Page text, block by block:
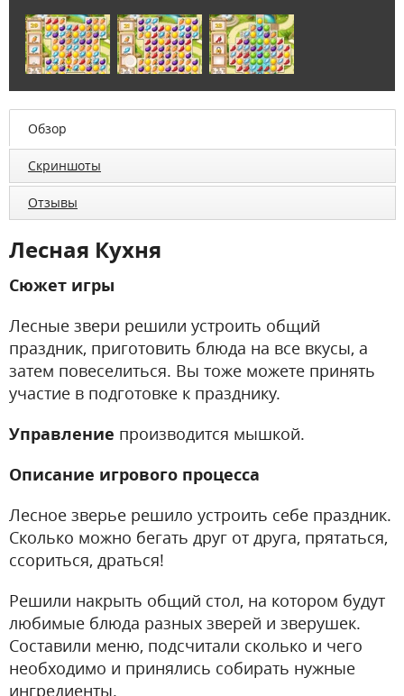
Обзор
Скриншоты
Отзывы
Лесная Кухня
Сюжет игры
Лесные звери решили устроить общий
праздник, приготовить блюда на все вкусы, а
затем повеселиться. Вы тоже можете принять
участие в подготовке к празднику.
Управление производится мышкой.
Описание игрового процесса
Лесное зверье решило устроить себе праздник.
Сколько можно бегать друг от друга, прятаться,
ссориться, драться!
Решили накрыть общий стол, на котором будут
любимые блюда разных зверей и зверушек.
Составили меню, подсчитали сколько и чего
необходимо и принялись собирать нужные
ингредиенты.